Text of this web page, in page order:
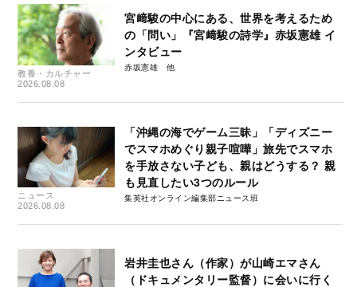
教養・カルチャー
2026.08.08
宮﨑駿の中心にある、世界を考えるため
の「問い」『宮﨑駿の詩学』赤坂憲雄 イ
ンタビュー
赤坂憲雄
ニュース
2026.08.08
「沖縄の海でゲーム三昧」「ディズニー
でスマホめぐり親子喧嘩」旅先でスマホ
を手放さない子ども、親はどうする？ 親
も見直したい3つのルール
集英社オンライン編集部ニュース班
岩井圭也さん（作家）が山崎エマさん
（ドキュメンタリー監督）に会いに行く